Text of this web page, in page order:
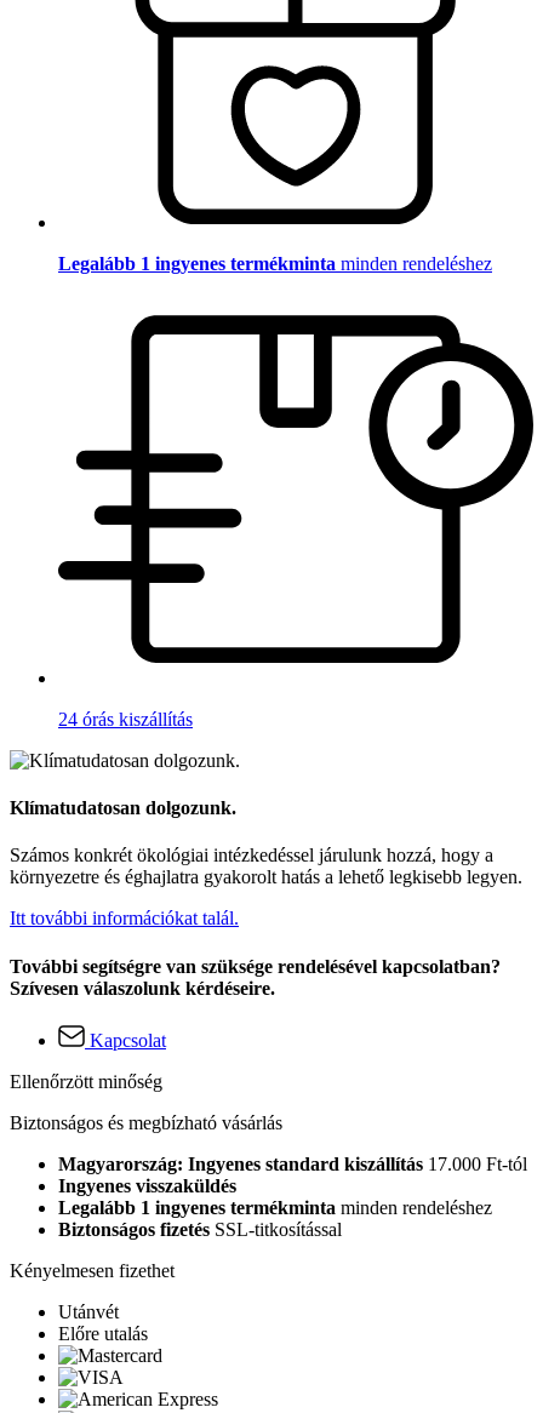
Legalább 1 ingyenes termékminta minden rendeléshez
24 órás kiszállítás
Klímatudatosan dolgozunk.
Számos konkrét ökológiai intézkedéssel járulunk hozzá, hogy a
környezetre és éghajlatra gyakorolt hatás a lehető legkisebb legyen.
Itt további információkat talál.
További segítségre van szüksége rendelésével kapcsolatban?
Szívesen válaszolunk kérdéseire.
Kapcsolat
Ellenőrzött minőség
Biztonságos és megbízható vásárlás
Magyarország: Ingyenes standard kiszállítás 17.000 Ft-tól
Ingyenes visszaküldés
Legalább 1 ingyenes termékminta minden rendeléshez
Biztonságos fizetés SSL-titkosítással
Kényelmesen fizethet
Utánvét
Előre utalás